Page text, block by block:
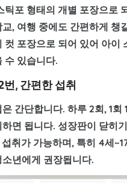
틱포 형태의 개별 포장으로
, 여행 중에도 간편하게 챙
컷 포장으로 되어 있어 아이
수 있습니다.
번, 간편한 섭취
간단합니다. 하루 2회, 1회
면 됩니다. 성장판이 닫히
섭취가 가능하며, 특히 4세
소년에게 권장됩니다.